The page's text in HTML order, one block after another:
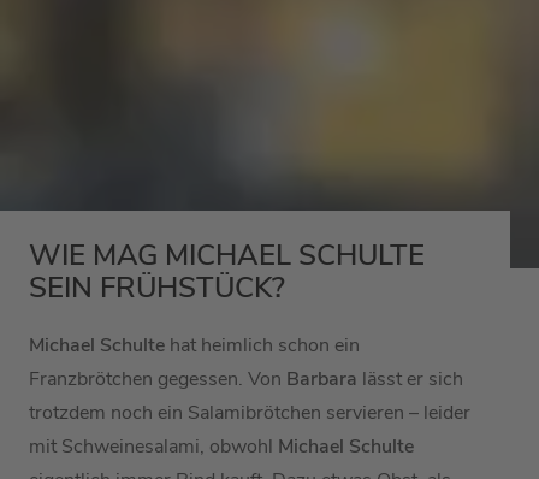
WIE MAG MICHAEL SCHULTE
SEIN FRÜHSTÜCK?
Michael Schulte hat heimlich schon ein
Franzbrötchen gegessen. Von Barbara lässt er sich
trotzdem noch ein Salamibrötchen servieren – leider
mit Schweinesalami, obwohl Michael Schulte